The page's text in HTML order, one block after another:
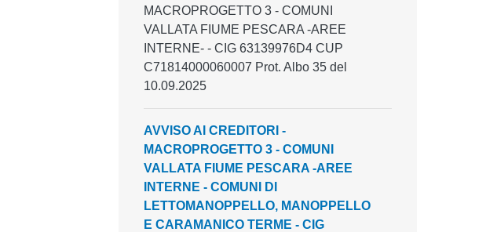
MACROPROGETTO 3 - COMUNI
VALLATA FIUME PESCARA -AREE
INTERNE- - CIG 63139976D4 CUP
C71814000060007 Prot. Albo 35 del
10.09.2025
AVVISO AI CREDITORI -
MACROPROGETTO 3 - COMUNI
VALLATA FIUME PESCARA -AREE
INTERNE - COMUNI DI
LETTOMANOPPELLO, MANOPPELLO
E CARAMANICO TERME - CIG